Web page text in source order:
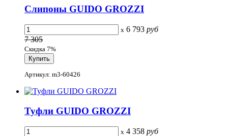
Слипоны GUIDO GROZZI
x 6 793 руб
7 305
Скидка 7%
Артикул: m3-60426
Туфли GUIDO GROZZI
x 4 358 руб